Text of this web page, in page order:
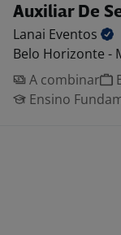
Auxiliar De
Lanai Eventos
Belo Horizonte -
A combinar
Ensino